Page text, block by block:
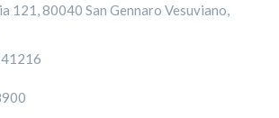
121, 80040 San Gennaro Vesuviano,